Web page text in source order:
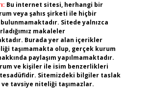
Bu internet sitesi, herhangi bir
veya şahıs şirketi ile hiçbir
bulunmamaktadır. Sitede yalnızca
makaleler
Burada yer alan içerikler
taşımamakta olup, gerçek kurum
paylaşım yapılmamaktadır.
ve kişiler ile isim benzerlikleri
Sitemizdeki bilgiler taslak
tavsiye niteliği taşımazlar.